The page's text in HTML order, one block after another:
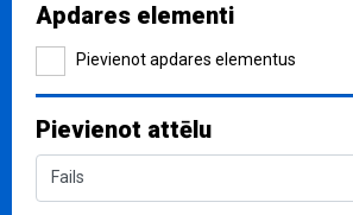
Apdares elementi
Pievienot apdares elementus
Pievienot attēlu
Fails